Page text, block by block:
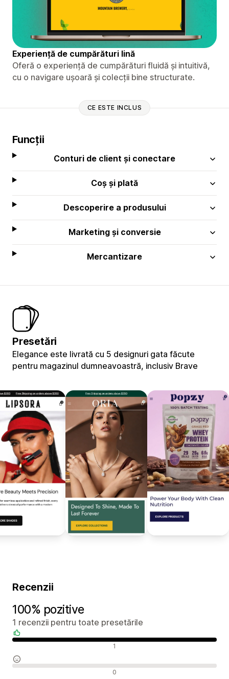
Experiență de cumpărături lină
Oferă o experiență de cumpărături fluidă și intuitivă,
cu o navigare ușoară și colecții bine structurate.
CE ESTE INCLUS
Funcții
Conturi de client și conectare
Coș și plată
Descoperire a produsului
Marketing și conversie
Mercantizare
Presetări
Elegance este livrată cu 5 designuri gata făcute
pentru magazinul dumneavoastră, inclusiv Brave
Recenzii
100% pozitive
1 recenzii pentru toate presetările
1
0